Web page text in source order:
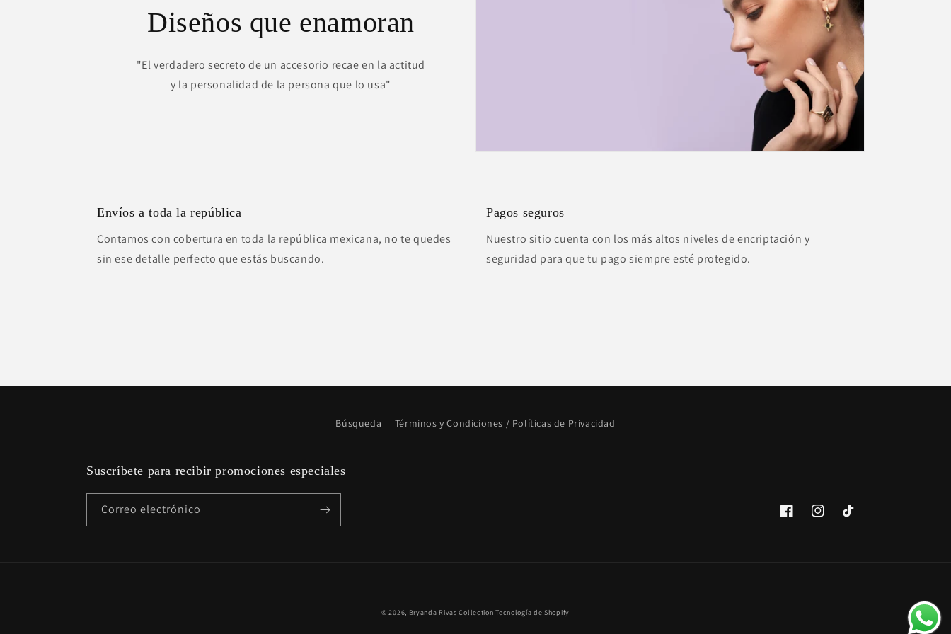
Diseños que enamoran
"El verdadero secreto de un accesorio recae en la actitud
y la personalidad de la persona que lo usa"
Envíos a toda la república
Contamos con cobertura en toda la república mexicana, no te quedes
sin ese detalle perfecto que estás buscando.
Pagos seguros
Nuestro sitio cuenta con los más altos niveles de encriptación y
seguridad para que tu pago siempre esté protegido.
Búsqueda Términos y Condiciones / Políticas de Privacidad
Suscríbete para recibir promociones especiales
Correo electrónico
FacebookInstagramTikTok
© 2026, Bryanda Rivas Collection Tecnología de Shopify